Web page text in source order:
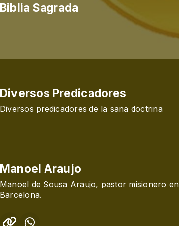
Biblia Sagrada
Diversos Predicadores
Diversos predicadores de la sana doctrina
Manoel Araujo
Manoel de Sousa Araujo, pastor misionero en
Barcelona.